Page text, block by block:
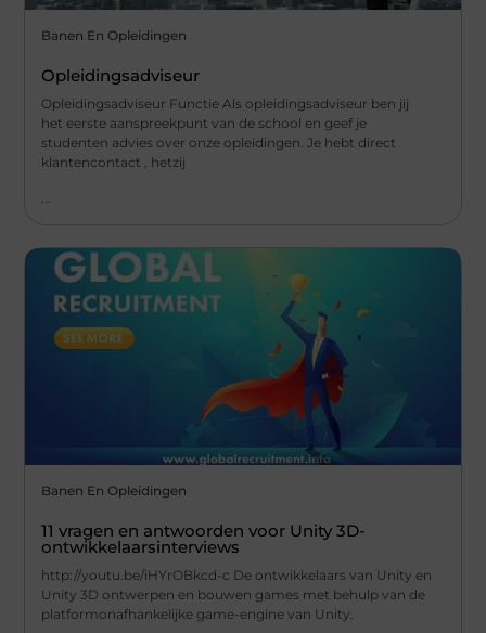
Banen En Opleidingen
Opleidingsadviseur
Opleidingsadviseur Functie Als opleidingsadviseur ben jij
het eerste aanspreekpunt van de school en geef je
studenten advies over onze opleidingen. Je hebt direct
klantencontact , hetzij
Banen En Opleidingen
11 vragen en antwoorden voor Unity 3D-
ontwikkelaarsinterviews
http://youtu.be/iHYrOBkcd-c De ontwikkelaars van Unity en
Unity 3D ontwerpen en bouwen games met behulp van de
platformonafhankelijke game-engine van Unity.